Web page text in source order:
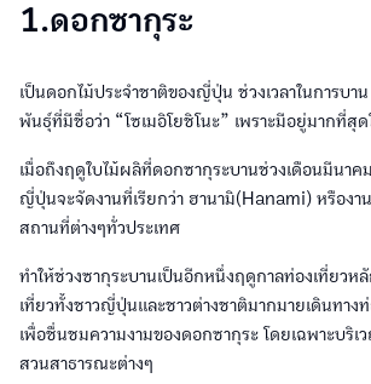
1.ดอกซากุระ
เป็นดอกไม้ประจำชาติของญี่ปุ่น ช่วงเวลาในการบา
พันธุ์ที่มีชื่อว่า “โซเมอิโยชิโนะ” เพราะมีอยู่มากที่สุ
เมื่อถึงฤดูใบไม้ผลิที่ดอกซากุระบานช่วงเดือนมีนาค
ญี่ปุ่นจะจัดงานที่เรียกว่า ฮานามิ(Hanami) หรืองา
สถานที่ต่างๆทั่วประเทศ
ทำให้ช่วงซากุระบานเป็นอีกหนึ่งฤดูกาลท่องเที่ยว
เที่ยวทั้งชาวญี่ปุ่นและชาวต่างชาติมากมายเดินทางท่
เพื่อชื่นชมความงามของดอกซากุระ โดยเฉพาะบริเ
สวนสาธารณะต่างๆ